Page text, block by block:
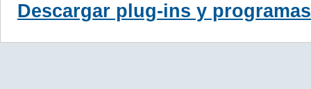
Descargar plug-ins y